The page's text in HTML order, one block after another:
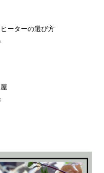
ーターの選び方